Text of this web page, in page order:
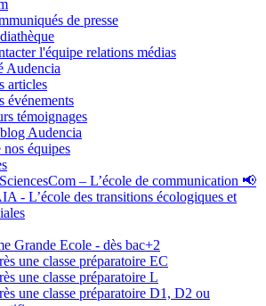
de presse
l'équipe relations médias
Audencia
articles
événements
témoignages
Audencia
équipes
– L’école de communication 📢
- L’école des transitions écologiques et
Grande Ecole - dès bac+2
une classe préparatoire EC
une classe préparatoire L
une classe préparatoire D1, D2 ou